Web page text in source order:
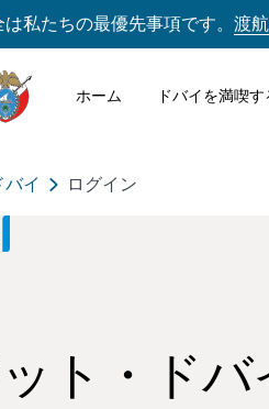
私たちの最優先事項です。 渡
ホーム ドバイを満喫す
イ ログイン
ト・ド